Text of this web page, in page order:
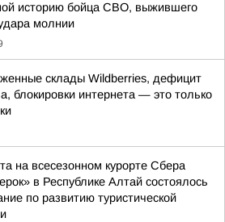
историю бойца СВО, выжившего
молнии
склады Wildberries, дефицит
блокировки интернета — это только
на всесезонном курорте Сбера
в Республике Алтай состоялось
по развитию туристической